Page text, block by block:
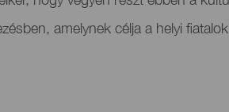
amelynek célja a helyi